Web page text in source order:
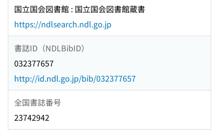
国立国会図書館 : 国立国会図書館蔵書
https://ndlsearch.ndl.go.jp
書誌ID（NDLBibID）
032377657
http://id.ndl.go.jp/bib/032377657
全国書誌番号
23742942